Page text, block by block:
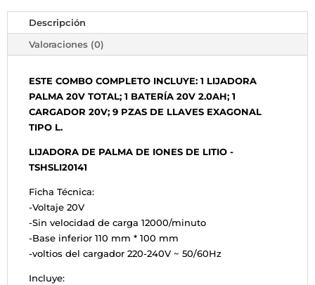
cantidadDescripción
Valoraciones (0)
ESTE COMBO COMPLETO INCLUYE: 1 LIJADORA
PALMA 20V TOTAL; 1 BATERÍA 20V 2.0AH; 1
CARGADOR 20V; 9 PZAS DE LLAVES EXAGONAL
TIPO L.
LIJADORA DE PALMA DE IONES DE LITIO -
TSHSLI20141
Ficha Técnica:
-Voltaje 20V
-Sin velocidad de carga 12000/minuto
-Base inferior 110 mm * 100 mm
-voltios del cargador 220-240V ~ 50/60Hz
Incluye: